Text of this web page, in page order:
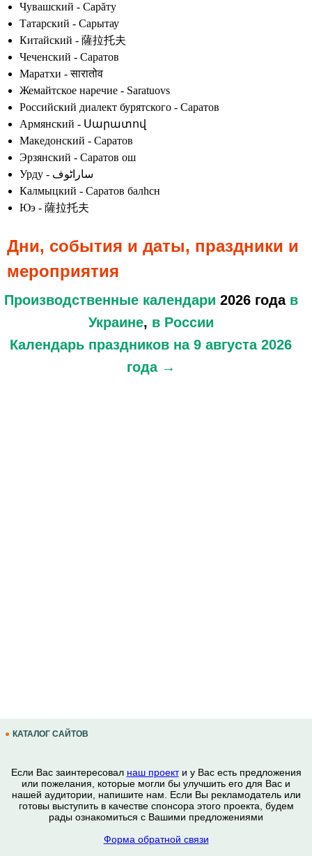
Чувашский - Сарăту
Татарский - Сарытау
Китайский - 薩拉托夫
Чеченский - Саратов
Маратхи - सारातोव
Жемайтское наречие - Saratuovs
Российский диалект бурятского - Саратов
Армянский - Սարատով
Македонский - Саратов
Эрзянский - Саратов ош
Урду - ساراٹوف
Калмыцкий - Саратов балһсн
Юэ - 薩拉托夫
Дни, события и даты, праздники и
мероприятия
Производственные календари 2026 года в
Украине, в России
Календарь праздников на 9 августа 2026
года →
КАТАЛОГ САЙТОВ
Если Вас заинтересовал наш проекти у Вас есть предложения
или пожелания, которые могли бы улучшить его для Вас и
нашей аудитории, напишите нам. Если Вы рекламодатель или
готовы выступить в качестве спонсора этого проекта, будем
рады ознакомиться с Вашими предложениями
Форма обратной связи